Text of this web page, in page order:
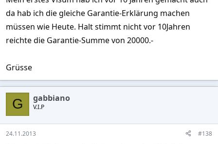
da hab ich die gleiche Garantie-Erklärung machen
müssen wie Heute. Halt stimmt nicht vor 10Jahren
reichte die Garantie-Summe von 20000.-
Grüsse
G gabbiano
V.I.P
24.11.2013 #138